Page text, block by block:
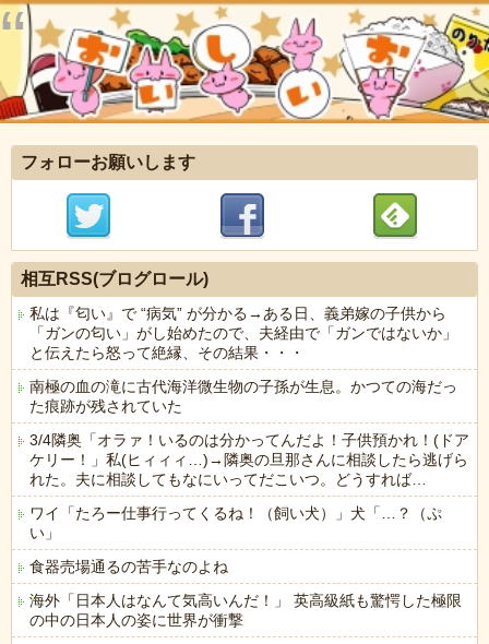
フォローお願いします
相互RSS(ブログロール)
私は『匂い』で “病気” が分かる→ある日、義弟嫁の子供から
「ガンの匂い」がし始めたので、夫経由で「ガンではないか」
と伝えたら怒って絶縁、その結果・・・
南極の血の滝に古代海洋微生物の子孫が生息。かつての海だっ
た痕跡が残されていた
3/4隣奥「オラァ！いるのは分かってんだよ！子供預かれ！(ドア
ケリー！」私(ヒィィィ…)→隣奥の旦那さんに相談したら逃げら
れた。夫に相談してもなにいってだこいつ。どうすれば…
ワイ「たろー仕事行ってくるね！（飼い犬）」犬「…？（ぷ
い」
食器売場通るの苦手なのよね
海外「日本人はなんて気高いんだ！」 英高級紙も驚愕した極限
の中の日本人の姿に世界が衝撃